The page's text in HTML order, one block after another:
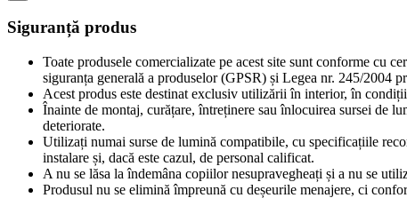
Siguranță produs
Toate produsele comercializate pe acest site sunt conforme cu
siguranța generală a produselor (GPSR) și Legea nr. 245/2004
Acest produs este destinat exclusiv utilizării în interior, în
Înainte de montaj, curățare, întreținere sau înlocuirea sursei de
deteriorate.
Utilizați numai surse de lumină compatibile, cu specificațiile
instalare și, dacă este cazul, de personal calificat.
A nu se lăsa la îndemâna copiilor nesupravegheați și a nu se
Produsul nu se elimină împreună cu deșeurile menajere, ci